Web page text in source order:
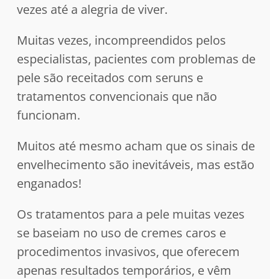
vezes até a alegria de viver.
Muitas vezes, incompreendidos pelos
especialistas, pacientes com problemas de
pele são receitados com seruns e
tratamentos convencionais que não
funcionam.
Muitos até mesmo acham que os sinais de
envelhecimento são inevitáveis, mas estão
enganados!
Os tratamentos para a pele muitas vezes
se baseiam no uso de cremes caros e
procedimentos invasivos, que oferecem
apenas resultados temporários, e vêm